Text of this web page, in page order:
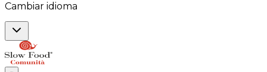
Cambiar idioma